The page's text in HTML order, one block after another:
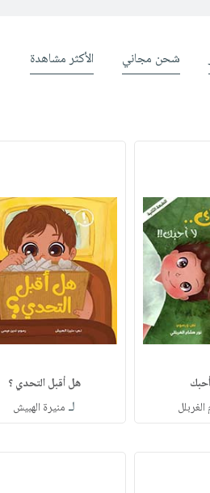
شحن مجاني الأكثر مشاهدة
هل أقبل التحدي ؟
لـ منيرة الهبيش